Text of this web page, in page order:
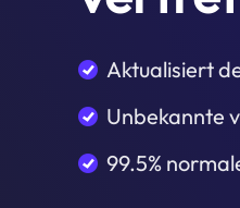
Aktualisiert
Unbekannte
99.5%